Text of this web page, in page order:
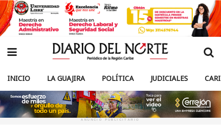
INICIO LA GUAJIRA POLÍTICA JUDICIALES
ANUNCIO PUBLICITARIO